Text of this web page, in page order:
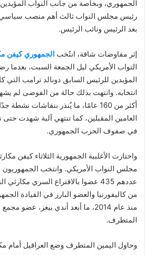
الجمهوري، وبخاصة من جانب النواب
رئيس مجلس النواب ثالث أهم منصب سياسي
بعد الرئيس ونائب الرئيس.
إثر مفاوضات شاقة، انتُخب الجمهوري كيفن
النواب الأمريكي ليل الجمعة السبت،
المؤيدين للرئيس السابق دونالد ترامب التي
انتخابه. وانتهت بذلك حالة من الفوضى لم
أكثر من 160 عامًا، ما يُنذر بنقاشات
العامين المقبلين، كما تنتهي آلية شهدت حتى
في صفوف الحزب الجمهوري.
واختارت الأغلبية الجمهورية الثلاثاء كيفن
مجلس النواب الأمريكي. وانتخب الجمهوريون
من كاليفورنيا والعضو البارز في القيادة
منذ عام 2014، ما أبعد أندي بيغز، عضو
المتطرف.
وحاول اليمين المتطرف وضع العراقيل أمام